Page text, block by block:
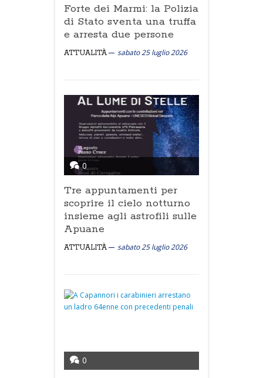
Forte dei Marmi: la Polizia
di Stato sventa una truffa
e arresta due persone
ATTUALITÀ sabato 25 luglio 2026
0
Tre appuntamenti per
scoprire il cielo notturno
insieme agli astrofili sulle
Apuane
ATTUALITÀ sabato 25 luglio 2026
0